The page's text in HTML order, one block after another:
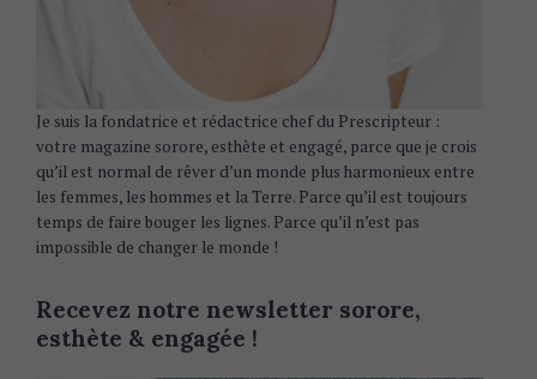
Je suis la fondatrice et rédactrice chef du Prescripteur :
votre magazine sorore, esthète et engagé, parce que je crois
qu’il est normal de rêver d’un monde plus harmonieux entre
les femmes, les hommes et la Terre. Parce qu’il est toujours
temps de faire bouger les lignes. Parce qu’il n’est pas
impossible de changer le monde !
Recevez notre newsletter sorore,
esthète & engagée !